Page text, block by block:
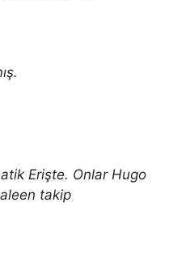
Erişte. Onlar Hugo
takip